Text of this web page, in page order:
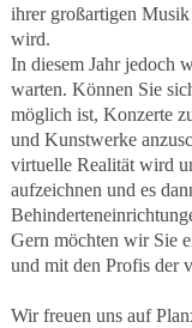
ihrer großartigen
wird.
In diesem Jahr jedoch
warten. Können Sie
möglich ist, Konzerte
und Kunstwerke
virtuelle Realität wird
aufzeichnen und es
Gern möchten wir Sie
und mit den Profis der
Wir freuen uns auf